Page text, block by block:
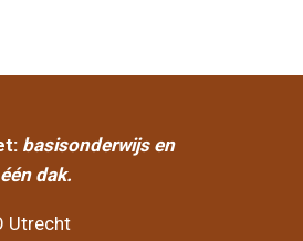
basisonderwijs en
dak.
Utrecht